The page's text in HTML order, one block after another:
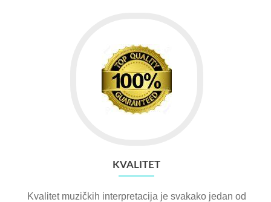
KVALITET
Kvalitet muzičkih interpretacija je svakako jedan od